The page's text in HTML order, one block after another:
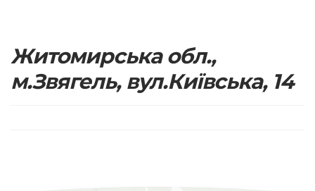
Житомирська обл.,
м.Звягель, вул.Київська, 14